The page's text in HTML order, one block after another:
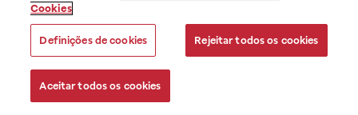
Cookies
Definições de cookies Rejeitar todos os cookies
Aceitar todos os cookies